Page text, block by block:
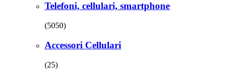
Telefoni, cellulari, smartphone
(5050)
Accessori Cellulari
(25)